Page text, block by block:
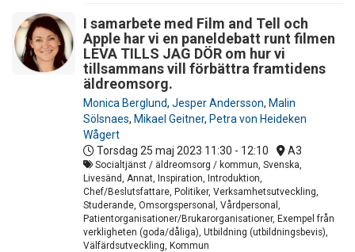
I samarbete med Film and Tell och
Apple har vi en paneldebatt runt filmen
LEVA TILLS JAG DÖR om hur vi
tillsammans vill förbättra framtidens
äldreomsorg.
Monica Berglund, Jesper Andersson, Malin
Sölsnaes, Mikael Geitner, Petra von Heideken
Wågert
Torsdag 25 maj 2023 11:30 - 12:10 A3
Socialtjänst / äldreomsorg / kommun, Svenska,
Livesänd, Annat, Inspiration, Introduktion,
Chef/Beslutsfattare, Politiker, Verksamhetsutveckling,
Studerande, Omsorgspersonal, Vårdpersonal,
Patientorganisationer/Brukarorganisationer, Exempel från
verkligheten (goda/dåliga), Utbildning (utbildningsbevis),
Välfärdsutveckling, Kommun